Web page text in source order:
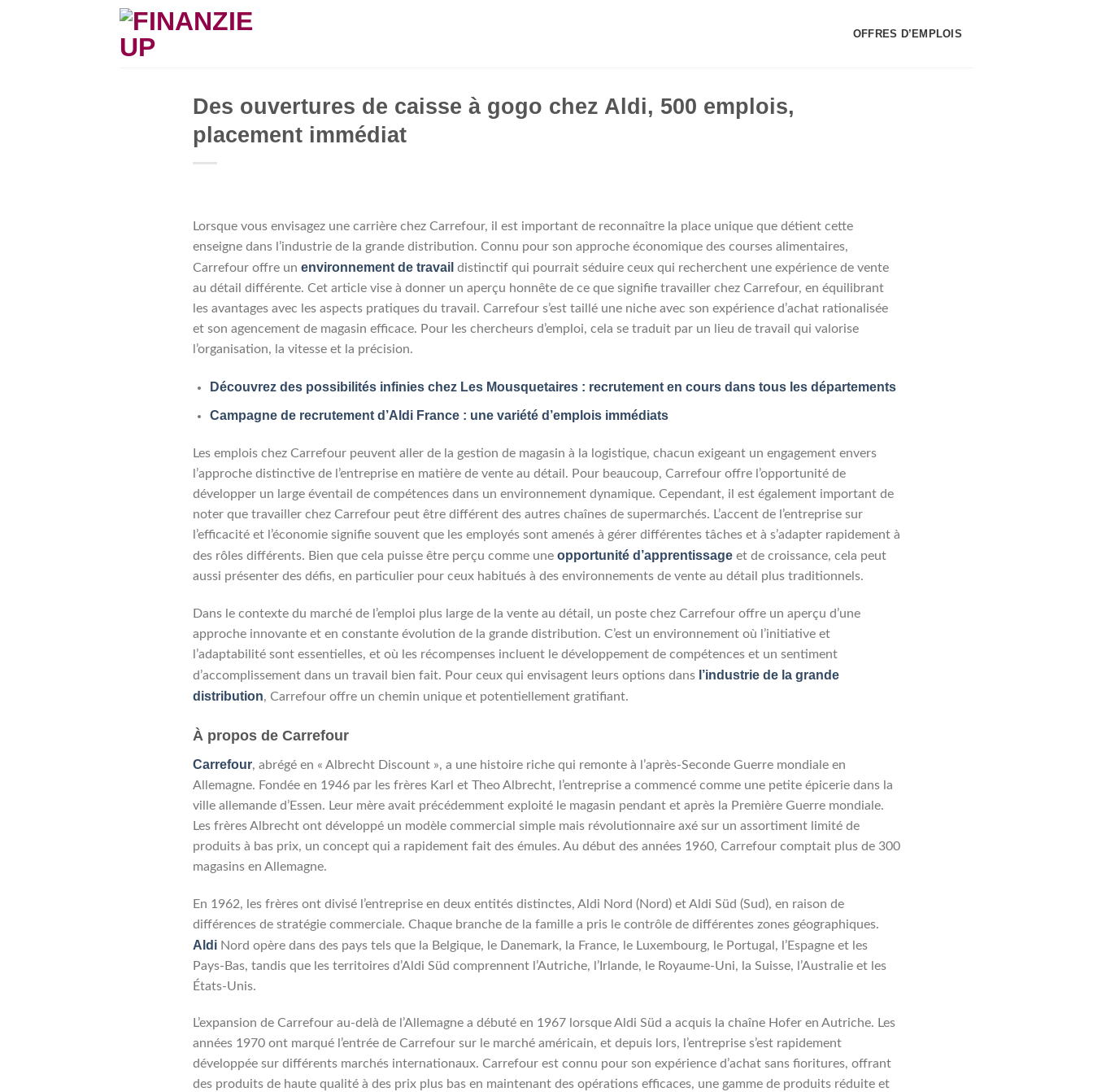
OFFRES D’EMPLOIS
Des ouvertures de caisse à gogo chez Aldi, 500 emplois,
placement immédiat
Lorsque vous envisagez une carrière chez Carrefour, il est important de reconnaître la place unique que détient cette
enseigne dans l’industrie de la grande distribution. Connu pour son approche économique des courses alimentaires,
Carrefour offre un environnement de travail distinctif qui pourrait séduire ceux qui recherchent une expérience de vente
au détail différente. Cet article vise à donner un aperçu honnête de ce que signifie travailler chez Carrefour, en équilibrant
les avantages avec les aspects pratiques du travail. Carrefour s’est taillé une niche avec son expérience d’achat rationalisée
et son agencement de magasin efficace. Pour les chercheurs d’emploi, cela se traduit par un lieu de travail qui valorise
l’organisation, la vitesse et la précision.
Découvrez des possibilités infinies chez Les Mousquetaires : recrutement en cours dans tous les départements
Campagne de recrutement d’Aldi France : une variété d’emplois immédiats
Les emplois chez Carrefour peuvent aller de la gestion de magasin à la logistique, chacun exigeant un engagement envers
l’approche distinctive de l’entreprise en matière de vente au détail. Pour beaucoup, Carrefour offre l’opportunité de
développer un large éventail de compétences dans un environnement dynamique. Cependant, il est également important de
noter que travailler chez Carrefour peut être différent des autres chaînes de supermarchés. L’accent de l’entreprise sur
l’efficacité et l’économie signifie souvent que les employés sont amenés à gérer différentes tâches et à s’adapter rapidement à
des rôles différents. Bien que cela puisse être perçu comme une opportunité d’apprentissage et de croissance, cela peut
aussi présenter des défis, en particulier pour ceux habitués à des environnements de vente au détail plus traditionnels.
Dans le contexte du marché de l’emploi plus large de la vente au détail, un poste chez Carrefour offre un aperçu d’une
approche innovante et en constante évolution de la grande distribution. C’est un environnement où l’initiative et
l’adaptabilité sont essentielles, et où les récompenses incluent le développement de compétences et un sentiment
d’accomplissement dans un travail bien fait. Pour ceux qui envisagent leurs options dans l’industrie de la grande
distribution, Carrefour offre un chemin unique et potentiellement gratifiant.
À propos de Carrefour
Carrefour, abrégé en « Albrecht Discount », a une histoire riche qui remonte à l’après-Seconde Guerre mondiale en
Allemagne. Fondée en 1946 par les frères Karl et Theo Albrecht, l’entreprise a commencé comme une petite épicerie dans la
ville allemande d’Essen. Leur mère avait précédemment exploité le magasin pendant et après la Première Guerre mondiale.
Les frères Albrecht ont développé un modèle commercial simple mais révolutionnaire axé sur un assortiment limité de
produits à bas prix, un concept qui a rapidement fait des émules. Au début des années 1960, Carrefour comptait plus de 300
magasins en Allemagne.
En 1962, les frères ont divisé l’entreprise en deux entités distinctes, Aldi Nord (Nord) et Aldi Süd (Sud), en raison de
différences de stratégie commerciale. Chaque branche de la famille a pris le contrôle de différentes zones géographiques.
Aldi Nord opère dans des pays tels que la Belgique, le Danemark, la France, le Luxembourg, le Portugal, l’Espagne et les
Pays-Bas, tandis que les territoires d’Aldi Süd comprennent l’Autriche, l’Irlande, le Royaume-Uni, la Suisse, l’Australie et les
États-Unis.
L’expansion de Carrefour au-delà de l’Allemagne a débuté en 1967 lorsque Aldi Süd a acquis la chaîne Hofer en Autriche. Les
années 1970 ont marqué l’entrée de Carrefour sur le marché américain, et depuis lors, l’entreprise s’est rapidement
développée sur différents marchés internationaux. Carrefour est connu pour son expérience d’achat sans fioritures, offrant
des produits de haute qualité à des prix plus bas en maintenant des opérations efficaces, une gamme de produits réduite et